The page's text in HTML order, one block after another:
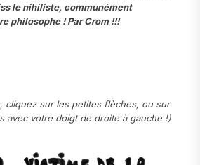
le nihiliste, communément
philosophe ! Par Crom !!!
cliquez sur les petites flèches, ou sur
avec votre doigt de droite à gauche !)